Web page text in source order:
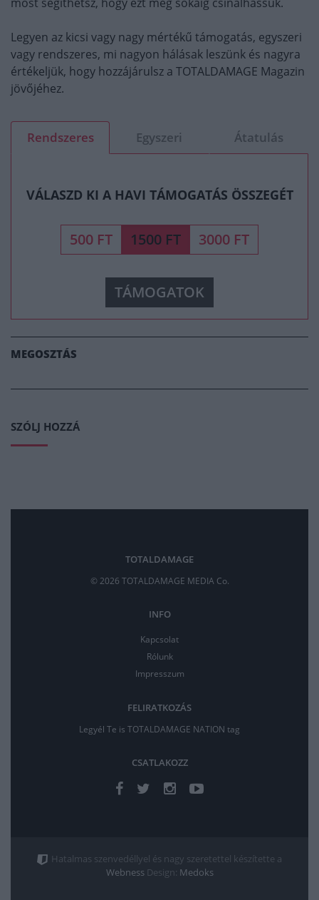
Legyen az kicsi vagy nagy mértékű támogatás, egyszeri
vagy rendszeres, mi nagyon hálásak leszünk és nagyra
értékeljük, hogy hozzájárulsz a TOTALDAMAGE Magazin
jövőjéhez.
Rendszeres Egyszeri Átatulás
VÁLASZD KI A HAVI TÁMOGATÁS ÖSSZEGÉT
500 FT 1500 FT 3000 FT
TÁMOGATOK
MEGOSZTÁS
SZÓLJ HOZZÁ
TOTALDAMAGE
© 2026 TOTALDAMAGE MEDIA Co.
INFO
Kapcsolat
Rólunk
Impresszum
FELIRATKOZÁS
Legyél Te is TOTALDAMAGE NATION tag
CSATLAKOZZ
Hatalmas szenvedéllyel és nagy szeretettel készítette a
WebnessDesign: Medoks